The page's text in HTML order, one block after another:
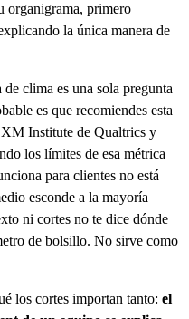
organigrama, primero
la única manera de
clima es una sola pregunta
es que recomiendes esta
Institute de Qualtrics y
los límites de esa métrica
para clientes no está
esconde a la mayoría
ni cortes no te dice dónde
de bolsillo. No sirve como
los cortes importan tanto: el